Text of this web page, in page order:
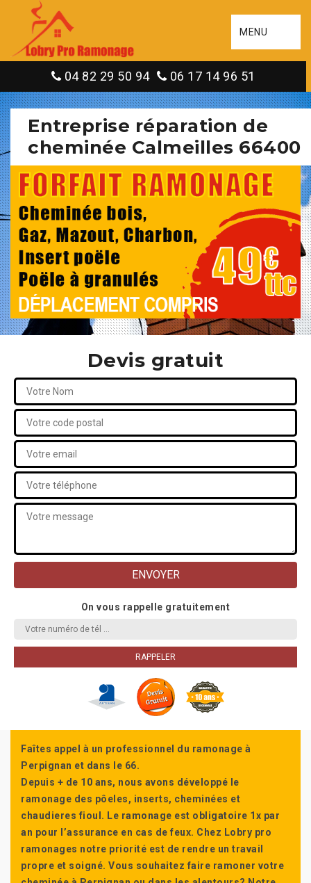
MENU
04 82 29 50 94 06 17 14 96 51
Entreprise réparation de
cheminée Calmeilles 66400
Devis gratuit
On vous rappelle gratuitement
Faîtes appel à un professionnel du ramonage à
Perpignan et dans le 66.
Depuis + de 10 ans, nous avons développé le
ramonage des pôeles, inserts, cheminées et
chaudieres fioul. Le ramonage est obligatoire 1x par
an pour l’assurance en cas de feux. Chez Lobry pro
ramonages notre priorité est de rendre un travail
propre et soigné. Vous souhaitez faire ramoner votre